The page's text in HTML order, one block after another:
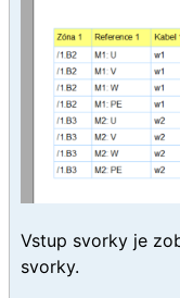
Vstup svorky je
svorky.